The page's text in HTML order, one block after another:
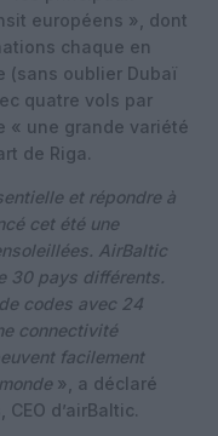
européens », dont
chaque en
(sans oublier Dubaï
quatre vols par
« une grande variété
de Riga.
et répondre à
cet été une
AirBaltic
30 pays différents.
codes avec 24
connectivité
facilement
», a déclaré
d’airBaltic.